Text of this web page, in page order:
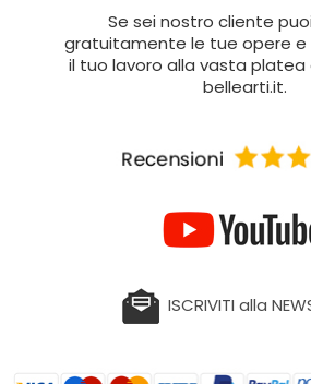
Se sei nostro cliente
gratuitamente le tue opere e
il tuo lavoro alla vasta
bellearti.it.
ISCRIVITI alla